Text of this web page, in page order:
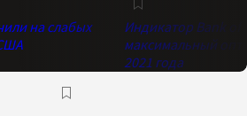
на слабых
Индикатор Bank of
максимальный
2021 года